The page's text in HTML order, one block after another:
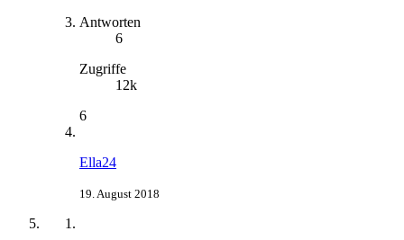
Antworten
6
Zugriffe
12k
6
Ella24
19. August 2018